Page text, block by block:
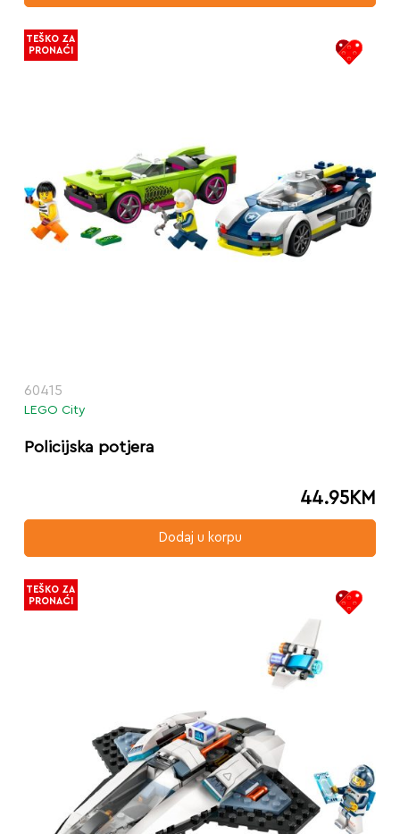
60415
LEGO City
Policijska potjera
44.95KM
Dodaj u korpu
TEŠKO ZA
PRONAĆI
TEŠKO ZA
PRONAĆI